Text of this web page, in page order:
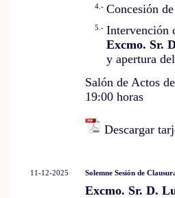
4.- Concesión
5.- Intervención
Excmo. Sr.
y apertura
Salón de Actos
19:00 horas
Descargar
11-12-2025 Solemne Sesión de
Excmo. Sr. D.